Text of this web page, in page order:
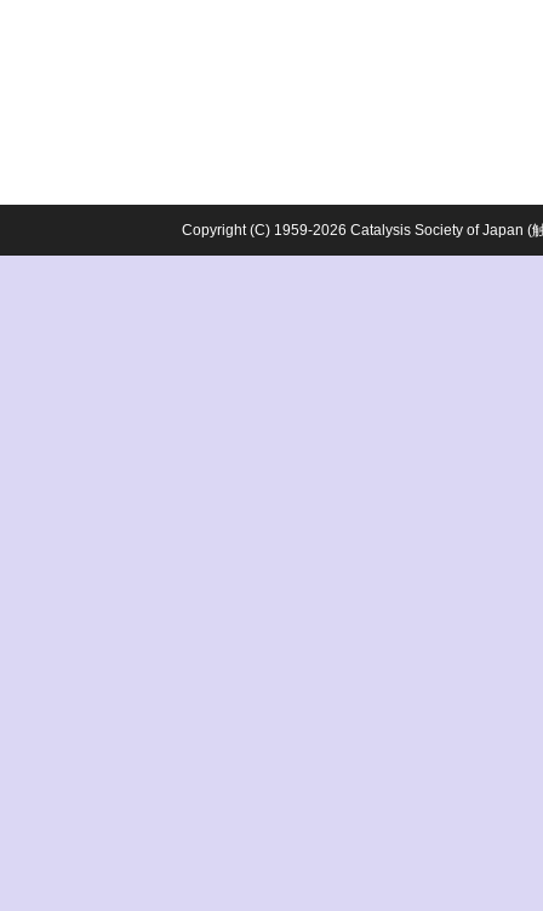
Copyright (C) 1959-2026 Catalysis Society of Japan (